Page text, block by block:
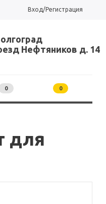
Вход/Регистрация
Нефтяников д. 14
0 0
для